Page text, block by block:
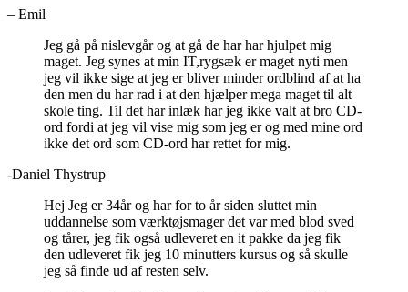
– Emil
Jeg gå på nislevgår og at gå de har har hjulpet mig
maget. Jeg synes at min IT,rygsæk er maget nyti men
jeg vil ikke sige at jeg er bliver minder ordblind af at ha
den men du har rad i at den hjælper mega maget til alt
skole ting. Til det har inlæk har jeg ikke valt at bro CD-
ord fordi at jeg vil vise mig som jeg er og med mine ord
ikke det ord som CD-ord har rettet for mig.
-Daniel Thystrup
Hej Jeg er 34år og har for to år siden sluttet min
uddannelse som værktøjsmager det var med blod sved
og tårer, jeg fik også udleveret en it pakke da jeg fik
den udleveret fik jeg 10 minutters kursus og så skulle
jeg så finde ud af resten selv.